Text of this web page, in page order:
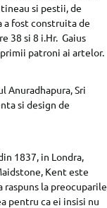
si pestii, de
a fost construita de
38 si 8 i.Hr. Gaius
patroni ai artelor.
Anuradhapura, Sri
si design de
1837, in Londra,
Kent este
la preocuparile
pentru ca ei insisi nu